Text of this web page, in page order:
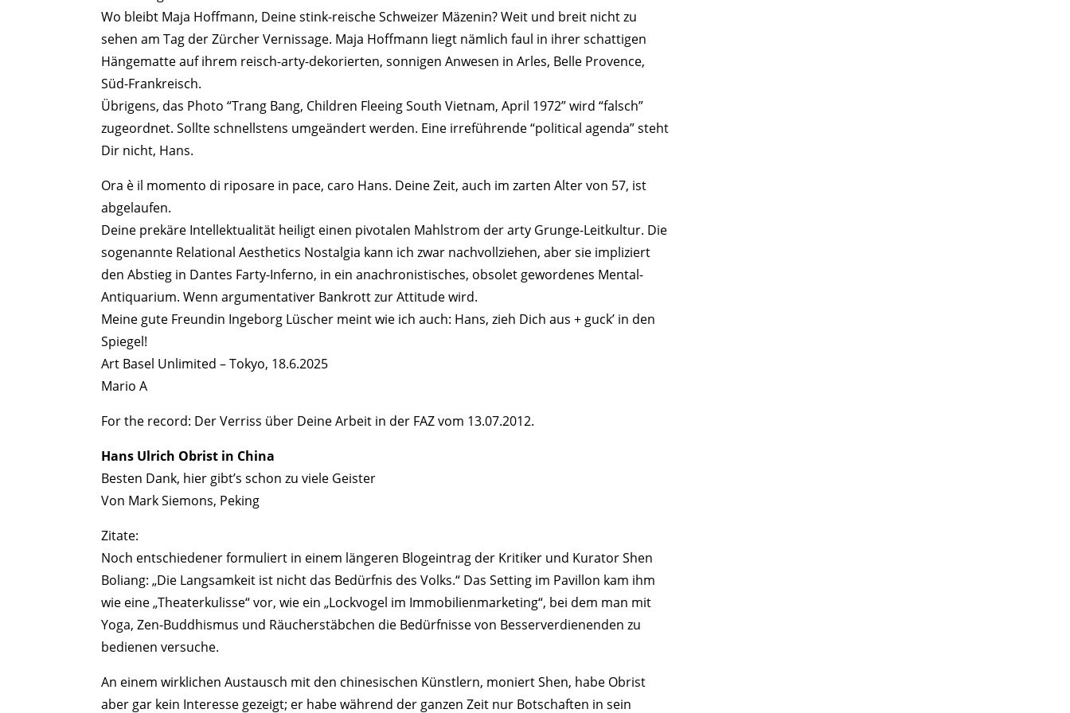
Wo bleibt Maja Hoffmann, Deine stink-reische Schweizer Mäzenin? Weit und breit nicht zu
sehen am Tag der Zürcher Vernissage. Maja Hoffmann liegt nämlich faul in ihrer schattigen
Hängematte auf ihrem reisch-arty-dekorierten, sonnigen Anwesen in Arles, Belle Provence,
Süd-Frankreisch.
Übrigens, das Photo “Trang Bang, Children Fleeing South Vietnam, April 1972” wird “falsch”
zugeordnet. Sollte schnellstens umgeändert werden. Eine irreführende “political agenda” steht
Dir nicht, Hans.
Ora è il momento di riposare in pace, caro Hans. Deine Zeit, auch im zarten Alter von 57, ist
abgelaufen.
Deine prekäre Intellektualität heiligt einen pivotalen Mahlstrom der arty Grunge-Leitkultur. Die
sogenannte Relational Aesthetics Nostalgia kann ich zwar nachvollziehen, aber sie impliziert
den Abstieg in Dantes Farty-Inferno, in ein anachronistisches, obsolet gewordenes Mental-
Antiquarium. Wenn argumentativer Bankrott zur Attitude wird.
Meine gute Freundin Ingeborg Lüscher meint wie ich auch: Hans, zieh Dich aus + guck’ in den
Spiegel!
Art Basel Unlimited – Tokyo, 18.6.2025
Mario A
For the record: Der Verriss über Deine Arbeit in der FAZ vom 13.07.2012.
Hans Ulrich Obrist in China
Besten Dank, hier gibt’s schon zu viele Geister
Von Mark Siemons, Peking
Zitate:
Noch entschiedener formuliert in einem längeren Blogeintrag der Kritiker und Kurator Shen
Boliang: „Die Langsamkeit ist nicht das Bedürfnis des Volks.“ Das Setting im Pavillon kam ihm
wie eine „Theaterkulisse“ vor, wie ein „Lockvogel im Immobilienmarketing“, bei dem man mit
Yoga, Zen-Buddhismus und Räucherstäbchen die Bedürfnisse von Besserverdienenden zu
bedienen versuche.
An einem wirklichen Austausch mit den chinesischen Künstlern, moniert Shen, habe Obrist
aber gar kein Interesse gezeigt; er habe während der ganzen Zeit nur Botschaften in sein